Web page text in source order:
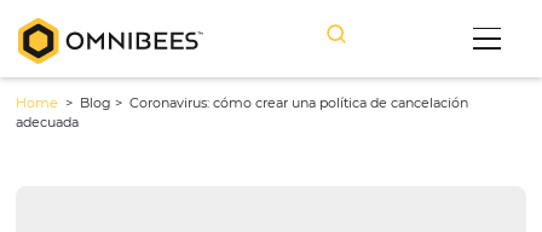
Home> Blog >